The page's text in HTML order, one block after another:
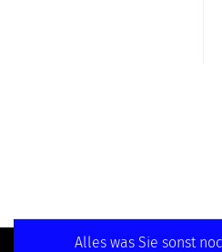
Alles was Sie sonst